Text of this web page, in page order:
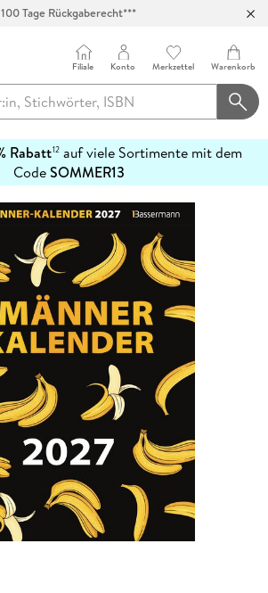
Filiale Konto Merkzettel Warenkorb
Rabatt12auf viele Sortimente mit dem
CodeSOMMER13